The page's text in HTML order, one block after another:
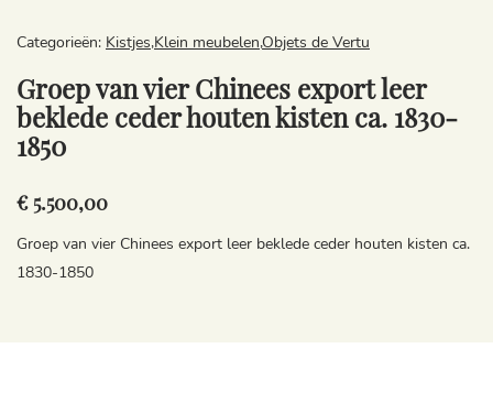
Categorieën: Kistjes,Klein meubelen,Objets de Vertu
Groep van vier Chinees export leer
beklede ceder houten kisten ca. 1830-
1850
€ 5.500,00
Groep van vier Chinees export leer beklede ceder houten kisten ca.
1830-1850